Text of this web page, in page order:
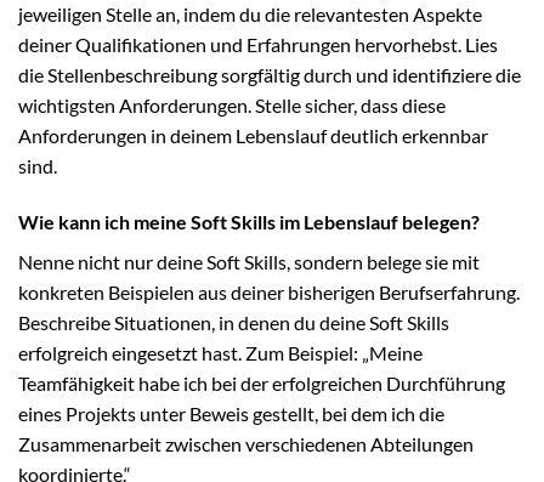
jeweiligen Stelle an, indem du die relevantesten Aspekte
deiner Qualifikationen und Erfahrungen hervorhebst. Lies
die Stellenbeschreibung sorgfältig durch und identifiziere die
wichtigsten Anforderungen. Stelle sicher, dass diese
Anforderungen in deinem Lebenslauf deutlich erkennbar
sind.
Wie kann ich meine Soft Skills im Lebenslauf belegen?
Nenne nicht nur deine Soft Skills, sondern belege sie mit
konkreten Beispielen aus deiner bisherigen Berufserfahrung.
Beschreibe Situationen, in denen du deine Soft Skills
erfolgreich eingesetzt hast. Zum Beispiel: „Meine
Teamfähigkeit habe ich bei der erfolgreichen Durchführung
eines Projekts unter Beweis gestellt, bei dem ich die
Zusammenarbeit zwischen verschiedenen Abteilungen
koordinierte.“